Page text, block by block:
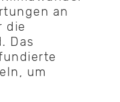
an
die
Das
um